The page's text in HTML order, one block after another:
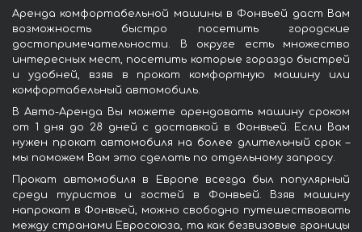
Аренда комфортабельной машины в Фонвьей даст Вам
возможность быстро посетить городские
достопримечательности. В округе есть множество
интересных мест, посетить которые гораздо быстрей
и удобней, взяв в прокат комфортную машину или
комфортабельный автомобиль.
В Авто-Аренда Вы можете арендовать машину сроком
от 1 дня до 28 дней с доставкой в Фонвьей. Если Вам
нужен прокат автомобиля на более длительный срок –
мы поможем Вам это сделать по отдельному запросу.
Прокат автомобиля в Европе всегда был популярный
среди туристов и гостей в Фонвьей. Взяв машину
напрокат в Фонвьей, можно свободно путешествовать
между странами Евросоюза, та как безвизовые границы